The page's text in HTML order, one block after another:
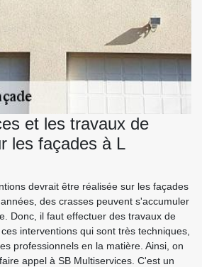
et les travaux de
les façades à L
devrait être réalisée sur les façades
des crasses peuvent s'accumuler
Donc, il faut effectuer des travaux de
interventions qui sont très techniques,
professionnels en la matière. Ainsi, on
appel à SB Multiservices. C'est un